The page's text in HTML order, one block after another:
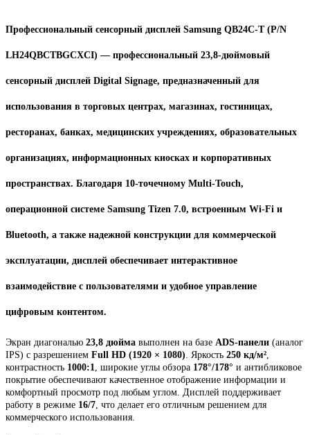
Профессиональный сенсорный дисплей Samsung QB24C-T (P/N
LH24QBCTBGCXCI) — профессиональный 23,8-дюймовый
сенсорный дисплей Digital Signage, предназначенный для
использования в торговых центрах, магазинах, гостиницах,
ресторанах, банках, медицинских учреждениях, образовательных
организациях, информационных киосках и корпоративных
пространствах. Благодаря 10-точечному Multi-Touch,
операционной системе Samsung Tizen 7.0, встроенным Wi-Fi и
Bluetooth, а также надежной конструкции для коммерческой
эксплуатации, дисплей обеспечивает интерактивное
взаимодействие с пользователями и удобное управление
цифровым контентом.
Экран диагональю 23,8 дюйма выполнен на базе ADS-панели (аналог
IPS) с разрешением Full HD (1920 × 1080) . Яркость 250 кд/м²
контрастность 1000:1 , широкие углы обзора 178°/178° и антибликовое
покрытие обеспечивают качественное отображение информации и
комфортный просмотр под любым углом. Дисплей поддерживает
работу в режиме 16/7 , что делает его отличным решением для
коммерческого использования.